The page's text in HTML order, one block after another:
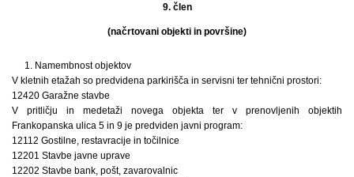
9. člen
(načrtovani objekti in površine)
1. Namembnost objektov
V kletnih etažah so predvidena parkirišča in servisni ter tehnični prostori:
12420 Garažne stavbe
V pritličju in medetaži novega objekta ter v prenovljenih objektih
Frankopanska ulica 5 in 9 je predviden javni program:
12112 Gostilne, restavracije in točilnice
12201 Stavbe javne uprave
12202 Stavbe bank, pošt, zavarovalnic